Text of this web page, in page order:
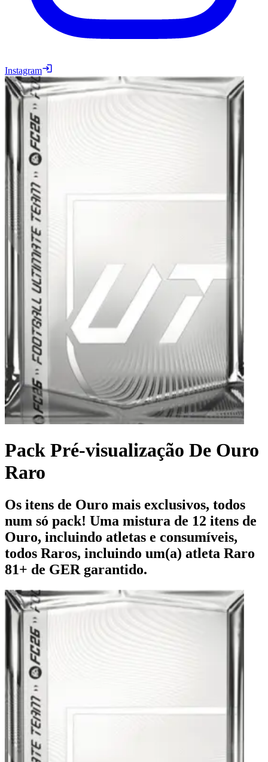
Instagram
Pack Pré-visualização De Ouro
Raro
Os itens de Ouro mais exclusivos, todos
num só pack! Uma mistura de 12 itens de
Ouro, incluindo atletas e consumíveis,
todos Raros, incluindo um(a) atleta Raro
81+ de GER garantido.